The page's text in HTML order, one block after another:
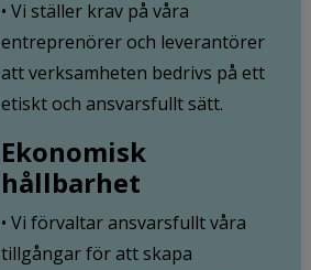
• Vi ställer krav på våra
entreprenörer och leverantörer
att verksamheten bedrivs på ett
etiskt och ansvarsfullt sätt.
Ekonomisk
hållbarhet
• Vi förvaltar ansvarsfullt våra
tillgångar för att skapa